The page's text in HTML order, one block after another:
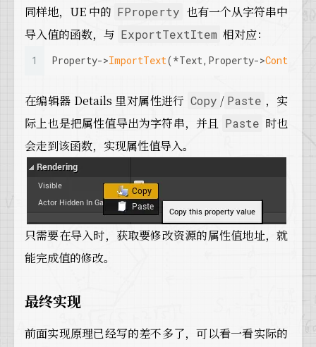
同样地，UE 中的 FProperty 也有一个从字符串中
导入值的函数，与 ExportTextItem 相对应：
1 Property->ImportText(*Text,Property->
在编辑器 Details 里对属性进行 Copy / Paste ，实
际上也是把属性值导出为字符串，并且 Paste 时也
会走到该函数，实现属性值导入。
只需要在导入时，获取要修改资源的属性值地址，就
能完成值的修改。
最终实现
前面实现原理已经写的差不多了，可以看一看实际的